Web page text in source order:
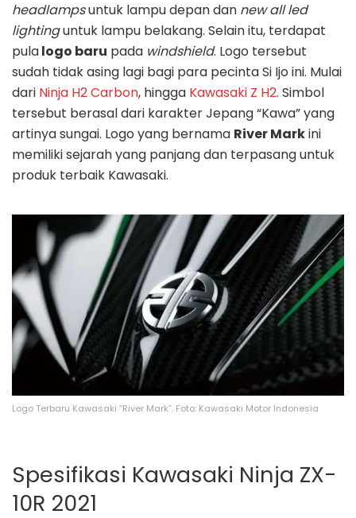
headlampsuntuk lampu depan dan new all led
lightinguntuk lampu belakang. Selain itu, terdapat
pulalogo baru pada windshield. Logo tersebut
sudah tidak asing lagi bagi para pecinta Si Ijo ini. Mulai
dari Ninja H2 Carbon, hingga Kawasaki Z H2. Simbol
tersebut berasal dari karakter Jepang “Kawa” yang
artinya sungai. Logo yang bernama River Markini
memiliki sejarah yang panjang dan terpasang untuk
produk terbaik Kawasaki.
Logo Terbaru Kawasaki “River Mark”. Foto: Kawasaki Motor Indonesia
Spesifikasi Kawasaki Ninja ZX-
10R 2021